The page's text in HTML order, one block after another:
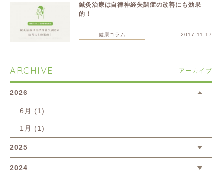
鍼灸治療は自律神経失調症の改善にも効果
的！
健康コラム 2017.11.17
ARCHIVE アーカイブ
2026
6月 (1)
1月 (1)
2025
2024